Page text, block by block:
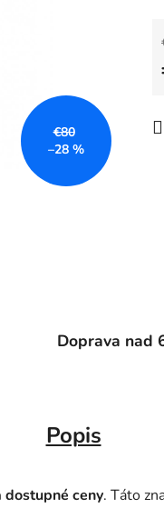
€80
–28 %
Doprava nad
Popis
dostupné ceny. Táto